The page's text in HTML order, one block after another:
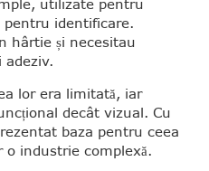
utilizate pentru
pentru identificare.
hârtie și necesitau
adeziv.
lor era limitată, iar
decât vizual. Cu
baza pentru ceea
o industrie complexă.